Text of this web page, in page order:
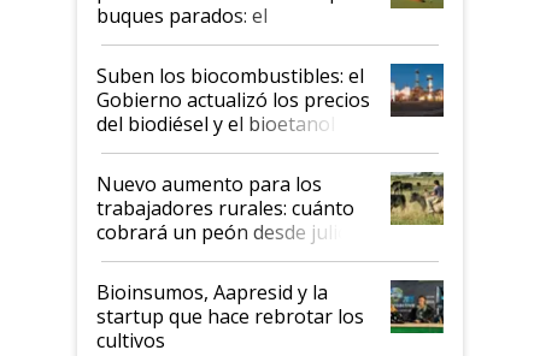
buques parados: el
funcionamiento de las
exportadoras en tensión tras
la medida de fuerza de los
prácticos
Suben los biocombustibles: el
Gobierno actualizó los precios
del biodiésel y el bioetanol
Nuevo aumento para los
trabajadores rurales: cuánto
cobrará un peón desde julio
Bioinsumos, Aapresid y la
startup que hace rebrotar los
cultivos